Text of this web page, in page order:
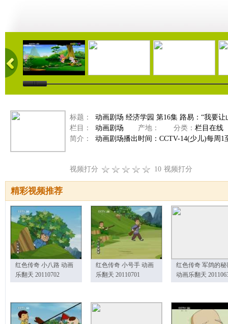
10:07 11:44 11:36
标题：
动画剧场 经济学园 第16集 路易：“我要让
栏目：
动画剧场 产地： 分类： 栏目在线
简介：
动画剧场播出时间：CCTV-14(少儿)每周1
视频打分 10 视频打分
精彩视频推荐
红色传奇 小八路 动画
乐翻天 20110702
红色传奇 小号手 动画
乐翻天 20110701
红色传奇 军鸽的秘
动画乐翻天